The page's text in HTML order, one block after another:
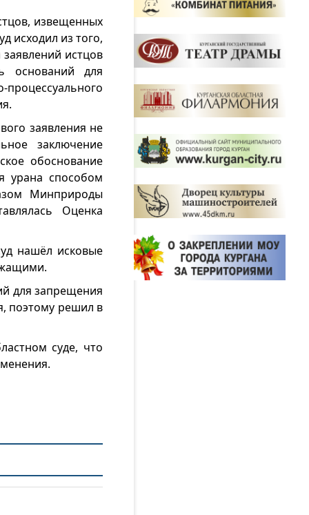
извещенных
исходил из того,
истцов
оснований для
заявления не
заключение
обоснование
урана способом
Минприроды
Оценка
нашёл исковые
для запрещения
поэтому решил в
суде, что